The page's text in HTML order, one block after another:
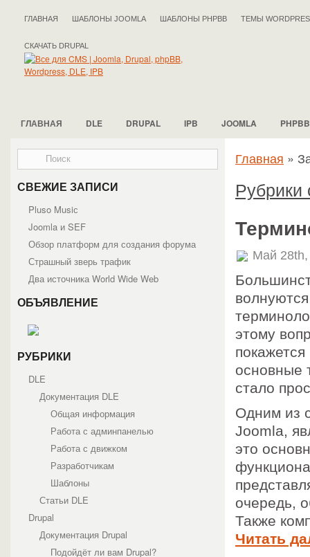
ГЛАВНАЯ ШАБЛОНЫ JOOMLA ШАБЛОНЫ PHPBB ТЕМЫ
СКАЧАТЬ DRUPAL
ГЛАВНАЯ DLE DRUPAL IPB JOOMLA PHPBB
СВЕЖИЕ ЗАПИСИ
Pluso Musiс
Joomla и SEF
Обзор платформ для создания форума
Страшный зверь трафик
Два источника World Wide Web
ОБЪЯВЛЕНИЕ
РУБРИКИ
DLE
Документация DLE
Общая информация
Работа с админпанелью
Работа с движком
Разработчикам
Шаблоны
Статьи DLE
Drupal
Документация Drupal
Подойдёт ли вам Drupal?
Главная »
Рубрики
Май
этому
основные
стало
Одним из
Joomla,
это
очередь,
Также
Читать